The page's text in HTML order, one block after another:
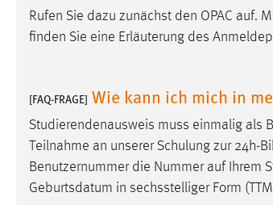
Rufen Sie dazu zunächst den OPAC auf.
finden Sie eine Erläuterung des
[FAQ-FRAGE] Wie kann ich mich in
Studierendenausweis muss einmalig als
Teilnahme an unserer Schulung zur 24h-
Benutzernummer die Nummer auf Ihrem
Geburtsdatum in sechsstelliger Form
Sprache der Website.
Chat
Name:
MibewSessionID,
mibew_locale, mibew-chat-
5e9dbeb1811c0446
Zweck:
Wird benötigt um die